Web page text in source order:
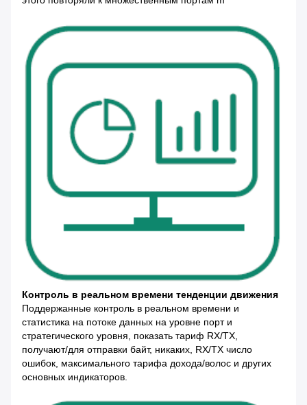
Контроль в реальном времени тенденции движения
Поддержанные контроль в реальном времени и
статистика на потоке данных на уровне порт и
стратегического уровня, показать тариф RX/TX,
получают/для отправки байт, никаких, RX/TX число
ошибок, максимального тарифа дохода/волос и других
основных индикаторов.